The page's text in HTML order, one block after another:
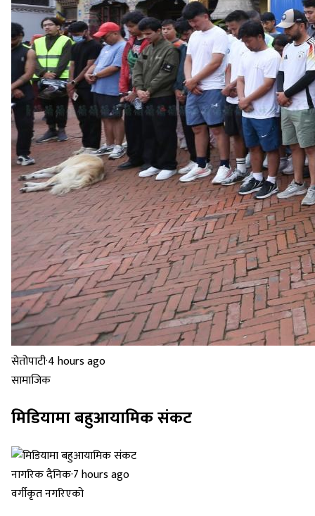
सेतोपाटी·4 hours ago
सामाजिक
मिडियामा बहुआयामिक संकट
नागरिक दैनिक·7 hours ago
वर्गीकृत नगरिएको